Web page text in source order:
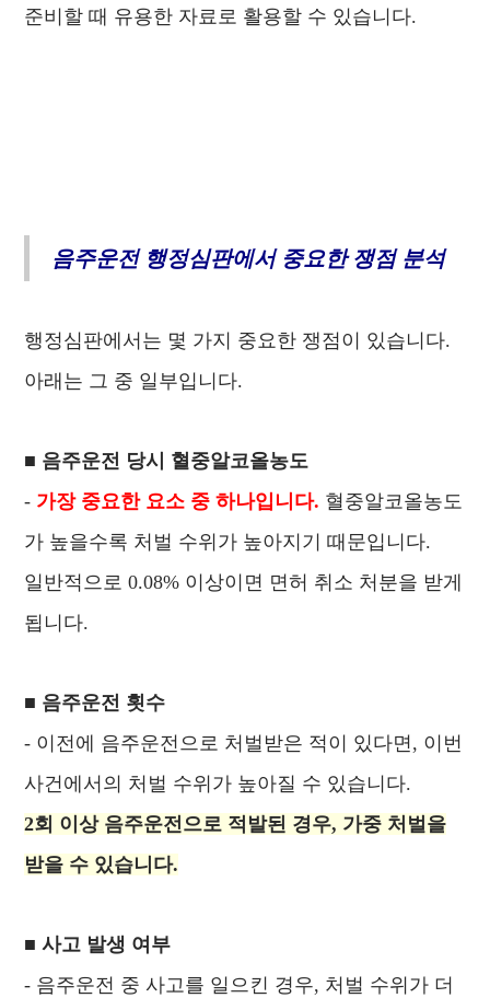
준비할 때 유용한 자료로 활용할 수 있습니다.
음주운전 행정심판에서 중요한 쟁점 분석
행정심판에서는 몇 가지 중요한 쟁점이 있습니다.
아래는 그 중 일부입니다.
■ 음주운전 당시 혈중알코올농도
- 가장 중요한 요소 중 하나입니다. 혈중알코올농도
가 높을수록 처벌 수위가 높아지기 때문입니다.
일반적으로 0.08% 이상이면 면허 취소 처분을 받게
됩니다.
■ 음주운전 횟수
- 이전에 음주운전으로 처벌받은 적이 있다면, 이번
사건에서의 처벌 수위가 높아질 수 있습니다.
2회 이상 음주운전으로 적발된 경우, 가중 처벌을
받을 수 있습니다.
■ 사고 발생 여부
- 음주운전 중 사고를 일으킨 경우, 처벌 수위가 더